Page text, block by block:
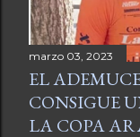
marzo 03, 2023
EL
CONSIGUE
LA COPA